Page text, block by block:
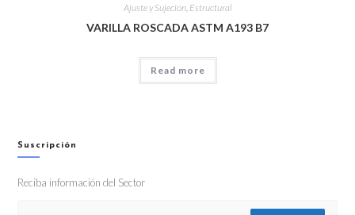
Ajuste y Sujecion, Estructural
VARILLA ROSCADA ASTM A193 B7
Read more
Suscripción
Reciba información del Sector